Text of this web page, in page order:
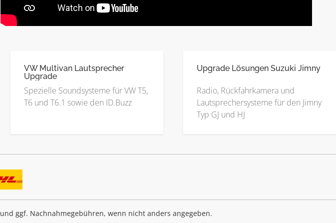
VW Multivan Lautsprecher
Upgrade
Spezielle Soundsysteme für VW T5,
T6 und T6.1 sowie den ID.Buzz
Upgrade Lösungen Suzuki Jimny
Radio, Rückfahrkamera und
Lautsprechersysteme für den Jimny
Typ GJ und HJ
und ggf. Nachnahmegebühren, wenn nicht anders angegeben.